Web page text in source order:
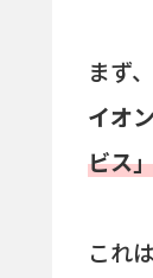
まず
イオ
ビス
これ